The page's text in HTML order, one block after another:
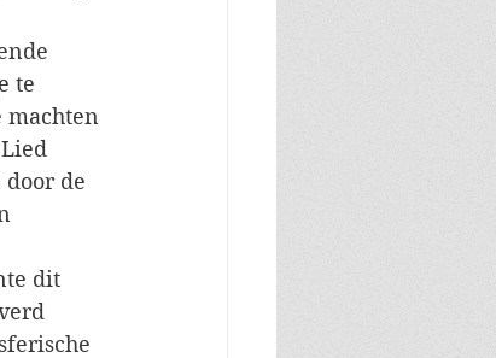
te
machten
de
dit